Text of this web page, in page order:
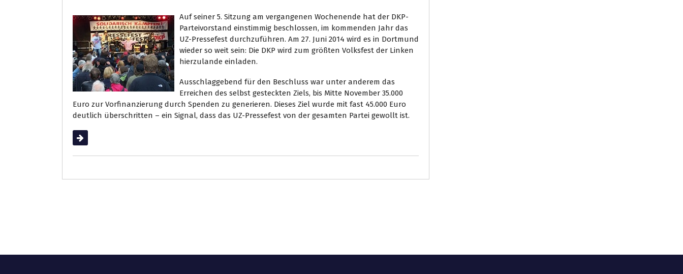
Auf seiner 5. Sitzung am vergangenen Wochenende hat der DKP-
Parteivorstand einstimmig beschlossen, im kommenden Jahr das
UZ-Pressefest durchzuführen. Am 27. Juni 2014 wird es in Dortmund
wieder so weit sein: Die DKP wird zum größten Volksfest der Linken
hierzulande einladen.
Ausschlaggebend für den Beschluss war unter anderem das
Erreichen des selbst gesteckten Ziels, bis Mitte November 35.000
Euro zur Vorfinanzierung durch Spenden zu generieren. Dieses Ziel wurde mit fast 45.000 Euro
deutlich überschritten – ein Signal, dass das UZ-Pressefest von der gesamten Partei gewollt ist.
Weiterlesen